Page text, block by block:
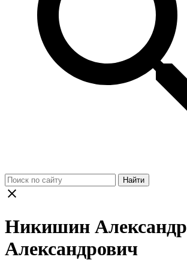
Найти
Никишин Александр
Александрович